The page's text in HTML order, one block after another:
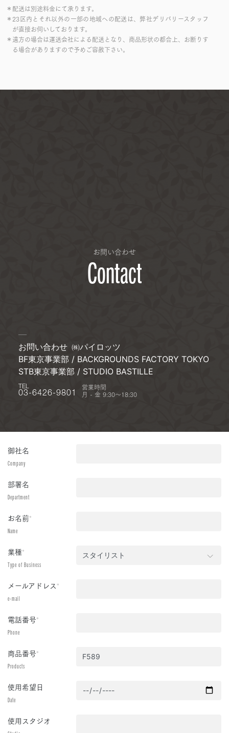
＊配送は別途料金にて承ります。
＊23区内とそれ以外の一部の地域への配送は、弊社デリバリースタッフ
が直接お伺いしております。
＊遠方の場合は運送会社による配送となり、商品形状の都合上、お断りす
る場合がありますので予めご容赦下さい。
お問い合わせ
Contact
お問い合わせ ㈱パイロッツ
BF東京事業部 / BACKGROUNDS FACTORY TOKYO
STB東京事業部 / STUDIO BASTILLE
TEL
03-6426-9801
営業時間
月 - 金 9:30〜18:30
御社名
Company
部署名
Department
お名前*
Name
業種*
Type of Business
メールアドレス*
e-mail
電話番号*
Phone
商品番号*
Products
使用希望日
Date
使用スタジオ